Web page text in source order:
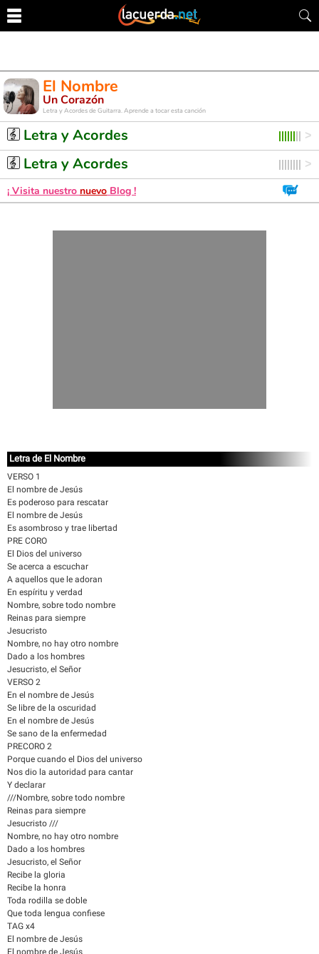
El Nombre
Un Corazón
Letra y Acordes de Guitarra. Aprende a tocar esta canción
Letra y Acordes
Letra y Acordes
¡ Visita nuestro nuevo Blog !
Letra de El Nombre
VERSO 1
El nombre de Jesús
Es poderoso para rescatar
El nombre de Jesús
Es asombroso y trae libertad
PRE CORO
El Dios del universo
Se acerca a escuchar
A aquellos que le adoran
En espíritu y verdad
Nombre, sobre todo nombre
Reinas para siempre
Jesucristo
Nombre, no hay otro nombre
Dado a los hombres
Jesucristo, el Señor
VERSO 2
En el nombre de Jesús
Se libre de la oscuridad
En el nombre de Jesús
Se sano de la enfermedad
PRECORO 2
Porque cuando el Dios del universo
Nos dio la autoridad para cantar
Y declarar
///Nombre, sobre todo nombre
Reinas para siempre
Jesucristo ///
Nombre, no hay otro nombre
Dado a los hombres
Jesucristo, el Señor
Recibe la gloria
Recibe la honra
Toda rodilla se doble
Que toda lengua confiese
TAG x4
El nombre de Jesús
El nombre de Jesús